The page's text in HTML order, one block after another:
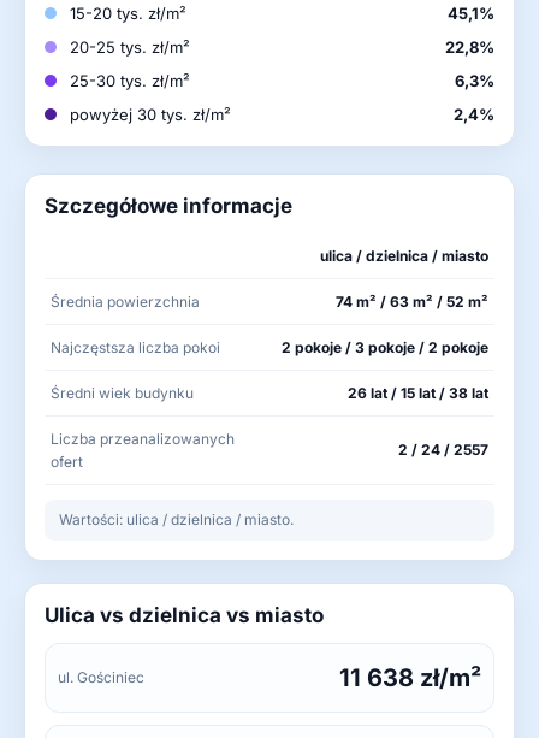
15-20 tys. zł/m²
45,1%
20-25 tys. zł/m²
22,8%
25-30 tys. zł/m²
6,3%
powyżej 30 tys. zł/m²
2,4%
Szczegółowe informacje
ulica / dzielnica / miasto
Średnia powierzchnia 74 m² / 63 m² / 52 m²
Najczęstsza liczba pokoi 2 pokoje / 3 pokoje / 2 pokoje
Średni wiek budynku 26 lat / 15 lat / 38 lat
Liczba przeanalizowanych
ofert
2 / 24 / 2557
Wartości: ulica / dzielnica / miasto.
Ulica vs dzielnica vs miasto
ul. Gościniec 11 638 zł/m²